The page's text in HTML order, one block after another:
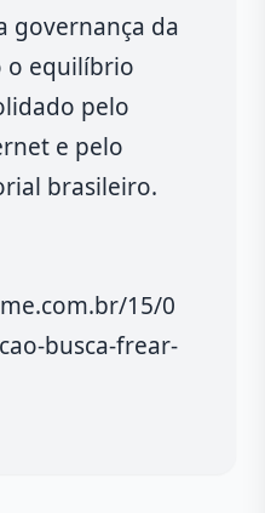
governança da
o equilíbrio
pelo
e pelo
brasileiro.
15/0
busca-frear-